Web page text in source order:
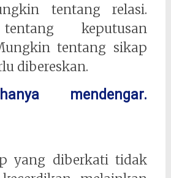
tentang relasi.
keputusan
tentang sikap
dibereskan.
mendengar.
yang diberkati tidak